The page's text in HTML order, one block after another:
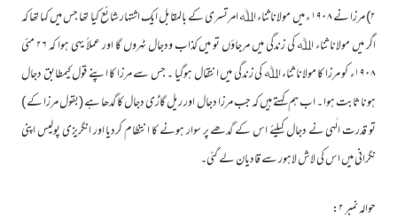
۲) مرزا نے ۱۹۰۸ ء میں مولانا ثناء اﷲ امرتسری کے بالمقابل ایک اشتہار شائع کیا تھا جس میں کہا تھا کہ
اگر میں مولانا ثناء اﷲ کی زندگی میں مرجاؤں تو میں کذاب ودجال ٹہروں گا اور عملاً یہی ہوا کہ ۲۶ مئی
۱۹۰۸ء کو مرزا کا مولانا ثناء اﷲ کی زندگی میں انتقال ہوگیا ۔ جس سے مرزا کا اپنے قول کیمطابق دجال
ہونا ثابت ہوا ۔ اب ہم کہتے ہیں کہ جب مرزا دجال اور ریل گاڑی دجال کا گدھا ہے (بقول مرزا کے )
تو قدرت الٰہی نے دجال کیلئے اس کے گدھے پر سوار ہونے کا انتظام کردیا اور انگریزی پولیس اپنی
نگرانی میں اس کی لاش لاہور سے قادیان لے گئی۔
حوالہ نمبر ۲: